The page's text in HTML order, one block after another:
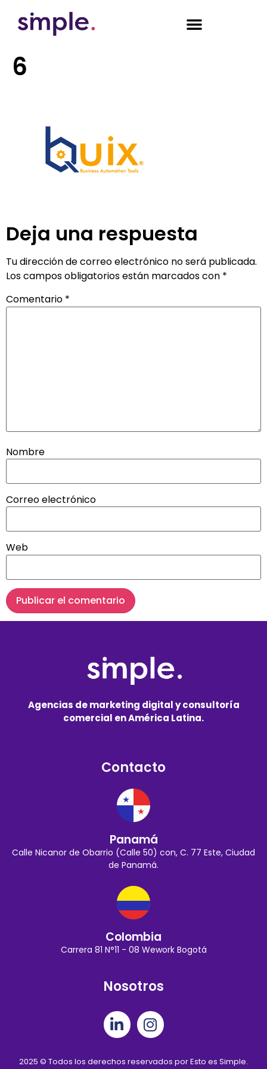
6
Deja una respuesta
Tu dirección de correo electrónico no será publicada.
Los campos obligatorios están marcados con *
Comentario *
Nombre
Correo electrónico
Web
Agencias de marketing digital y consultoría
comercial en América Latina.
Contacto
Panamá
Calle Nicanor de Obarrio (Calle 50) con, C. 77 Este, Ciudad
de Panamá.
Colombia
Carrera 81 N°11 - 08 Wework Bogotá
Nosotros
2025 © Todos los derechos reservados por Esto es Simple.